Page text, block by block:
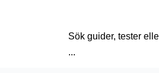
Sök guider, tester
...